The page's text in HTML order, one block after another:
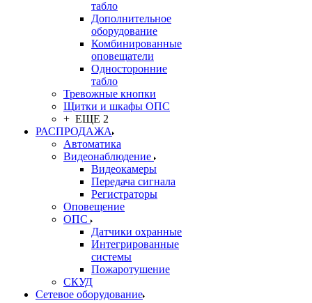
табло
Дополнительное
оборудование
Комбинированные
оповещатели
Односторонние
табло
Тревожные кнопки
Щитки и шкафы ОПС
+ ЕЩЕ 2
РАСПРОДАЖА
Автоматика
Видеонаблюдение
Видеокамеры
Передача сигнала
Регистраторы
Оповещение
ОПС
Датчики охранные
Интегрированные
системы
Пожаротушение
СКУД
Сетевое оборудование